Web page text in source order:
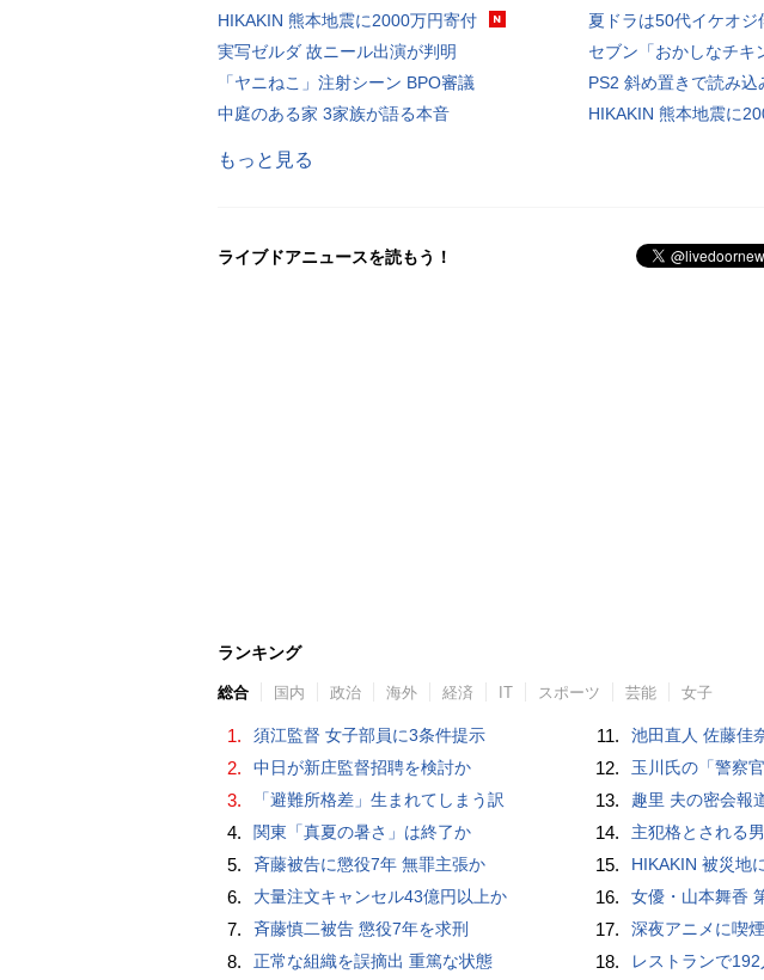
HIKAKIN 熊本地震に2000万円寄付
実写ゼルダ 故ニール出演が判明
「ヤニねこ」注射シーン BPO審議
中庭のある家 3家族が語る本音
夏ドラは50代イケオジ
セブン「おかしなチキ
PS2 斜め置きで読み込
HIKAKIN 熊本地震に
もっと見る
ライブドアニュースを読もう！
ランキング
総合 国内 政治 海外 経済 IT スポーツ 芸能 女子
1. 須江監督 女子部員に3条件提示
2. 中日が新庄監督招聘を検討か
3. 「避難所格差」生まれてしまう訳
4. 関東「真夏の暑さ」は終了か
5. 斉藤被告に懲役7年 無罪主張か
6. 大量注文キャンセル43億円以上か
7. 斉藤慎二被告 懲役7年を求刑
8. 正常な組織を誤摘出 重篤な状態
11. 池田直人 佐藤佳
12. 玉川氏の「警察
13. 趣里 夫の密会報
14. 主犯格とされる
15. HIKAKIN 被災地
16. 女優・山本舞香
17. 深夜アニメに喫
18. レストランで